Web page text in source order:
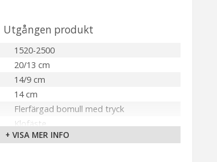
Utgången produkt
1520-2500
20/13 cm
14/9 cm
14 cm
Flerfärgad bomull med tryck
Klofäste
Inomhus
+ VISA MER INFO